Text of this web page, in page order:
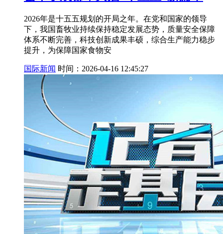
2026年是十五五规划的开局之年。在党和国家的领导
下，我国畜牧业持续保持稳定发展态势，质量安全保障
体系不断完善，科技创新成果丰硕，综合生产能力稳步
提升，为保障国家食物安
国际新闻 时间：2026-04-16 12:45:27